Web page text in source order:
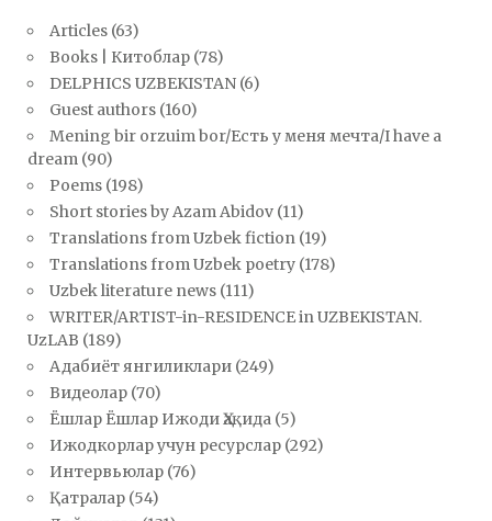
Articles (63)
Books | Китоблар (78)
DELPHICS UZBEKISTAN (6)
Guest authors (160)
Mening bir orzuim bor/Есть у меня мечта/I have a
dream (90)
Poems (198)
Short stories by Azam Abidov (11)
Translations from Uzbek fiction (19)
Translations from Uzbek poetry (178)
Uzbek literature news (111)
WRITER/ARTIST-in-RESIDENCE in UZBEKISTAN.
UzLAB (189)
Адабиёт янгиликлари (249)
Видеолар (70)
Ёшлар Ёшлар Ижоди Ҳақида (5)
Ижодкорлар учун ресурслар (292)
Интервьюлар (76)
Қатралар (54)